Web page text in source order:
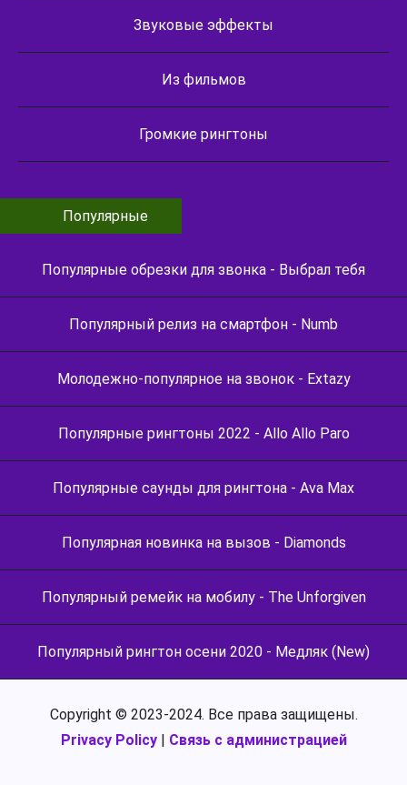
Звуковые эффекты
Из фильмов
Громкие рингтоны
Популярные
Популярные обрезки для звонка - Выбрал тебя
Популярный релиз на смартфон - Numb
Молодежно-популярное на звонок - Extazy
Популярные рингтоны 2022 - Allo Allo Paro
Популярные саунды для рингтона - Ava Max
Популярная новинка на вызов - Diamonds
Популярный ремейк на мобилу - The Unforgiven
Популярный рингтон осени 2020 - Медляк (New)
Copyright © 2023-2024. Все права защищены.
Privacy Policy| Связь с администрацией